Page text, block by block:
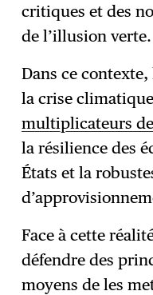
critiques et des
de l’illusion verte.
Dans ce
la crise
multiplicateurs
la résilience des
États et la
Face à cette
défendre des
moyens de les